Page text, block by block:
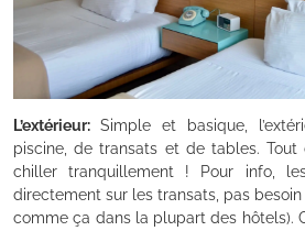
L’extérieur: Simple et basique,
piscine, de transats et de tables. Tout
chiller tranquillement ! Pour info,
directement sur les transats, pas besoin
comme ça dans la plupart des hôtels).